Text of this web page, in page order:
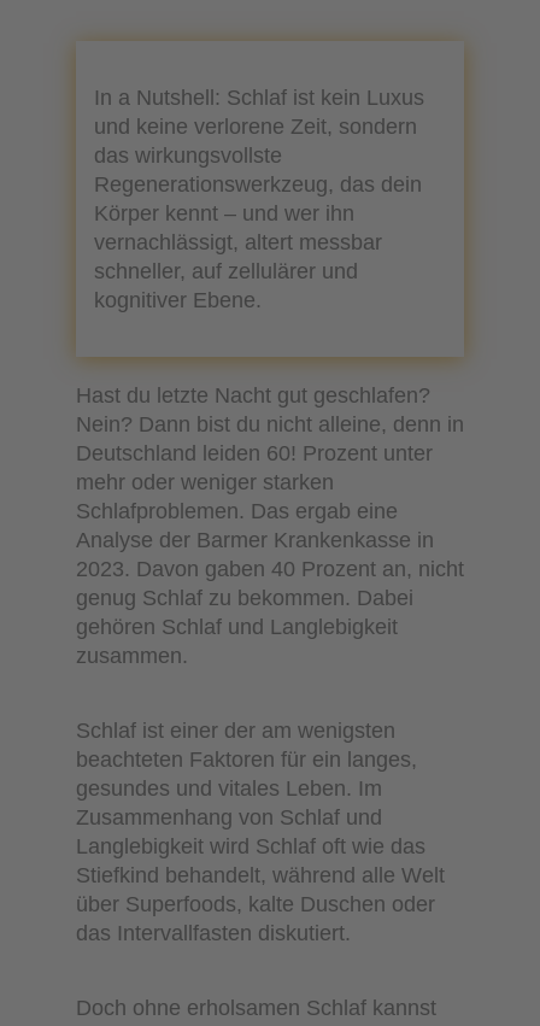
In a Nutshell: Schlaf ist kein Luxus
und keine verlorene Zeit, sondern
das wirkungsvollste
Regenerationswerkzeug, das dein
Körper kennt – und wer ihn
vernachlässigt, altert messbar
schneller, auf zellulärer und
kognitiver Ebene.
Hast du letzte Nacht gut geschlafen?
Nein? Dann bist du nicht alleine, denn in
Deutschland leiden 60! Prozent unter
mehr oder weniger starken
Schlafproblemen. Das ergab eine
Analyse der Barmer Krankenkasse in
2023. Davon gaben 40 Prozent an, nicht
genug Schlaf zu bekommen. Dabei
gehören Schlaf und Langlebigkeit
zusammen.
Schlaf ist einer der am wenigsten
beachteten Faktoren für ein langes,
gesundes und vitales Leben. Im
Zusammenhang von Schlaf und
Langlebigkeit wird Schlaf oft wie das
Stiefkind behandelt, während alle Welt
über Superfoods, kalte Duschen oder
das Intervallfasten diskutiert.
Doch ohne erholsamen Schlaf kannst